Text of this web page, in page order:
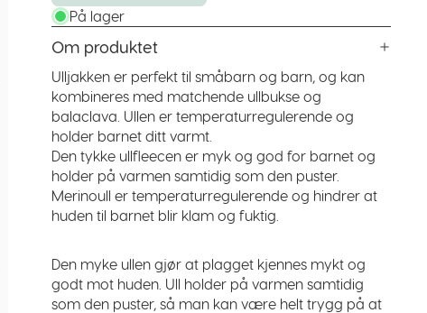
På lager
Om produktet
Ulljakken er perfekt til småbarn og barn, og kan
kombineres med matchende ullbukse og
balaclava. Ullen er temperaturregulerende og
holder barnet ditt varmt.
Den tykke ullfleecen er myk og god for barnet og
holder på varmen samtidig som den puster.
Merinoull er temperaturregulerende og hindrer at
huden til barnet blir klam og fuktig.
Den myke ullen gjør at plagget kjennes mykt og
godt mot huden. Ull holder på varmen samtidig
som den puster, så man kan være helt trygg på at